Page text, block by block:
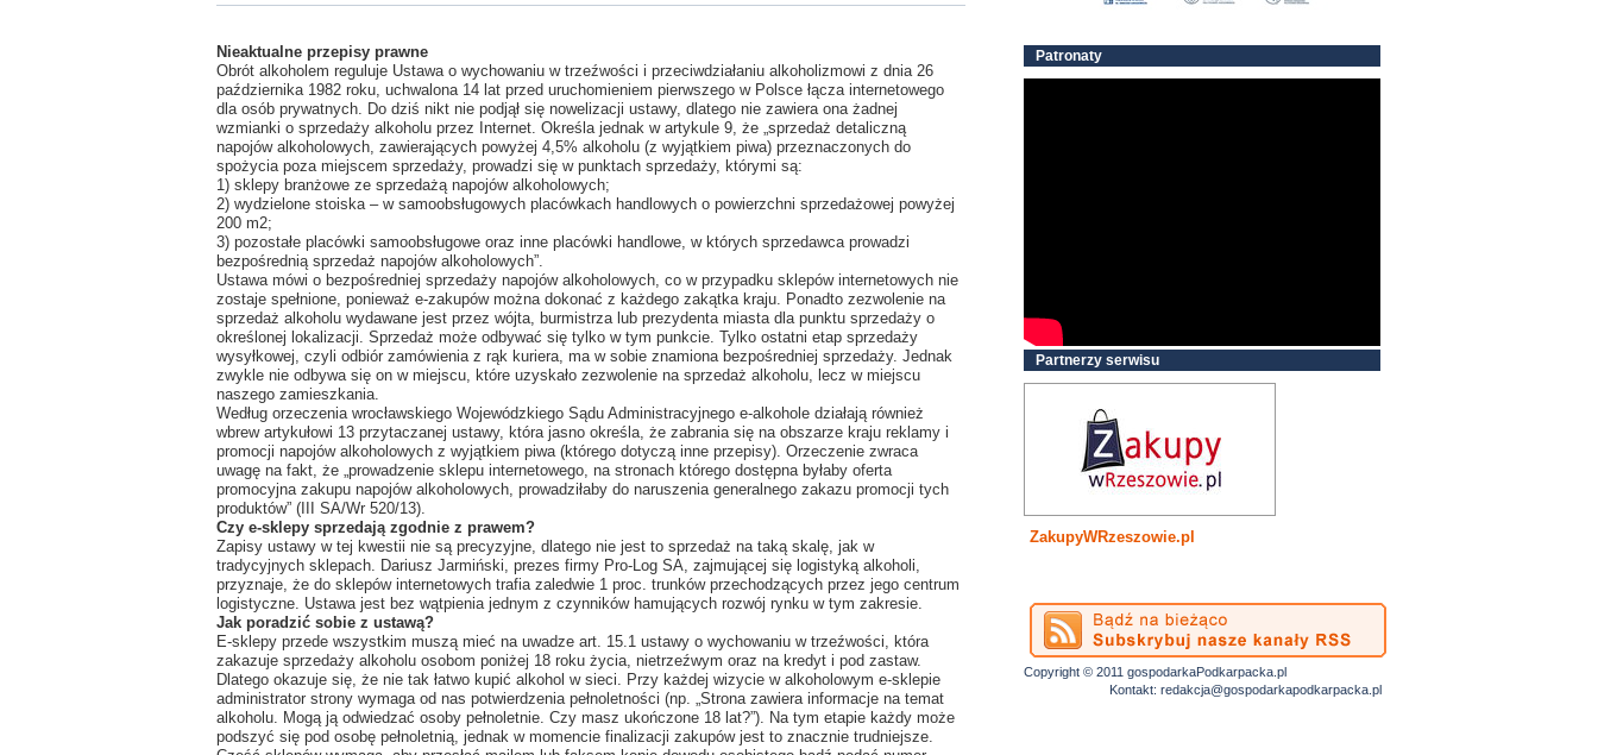
Nieaktualne przepisy prawne
Obrót alkoholem reguluje Ustawa o wychowaniu w trzeźwości i przeciwdziałaniu alkoholizmowi z dnia 26
października 1982 roku, uchwalona 14 lat przed uruchomieniem pierwszego w Polsce łącza internetowego
dla osób prywatnych. Do dziś nikt nie podjął się nowelizacji ustawy, dlatego nie zawiera ona żadnej
wzmianki o sprzedaży alkoholu przez Internet. Określa jednak w artykule 9, że „sprzedaż detaliczną
napojów alkoholowych, zawierających powyżej 4,5% alkoholu (z wyjątkiem piwa) przeznaczonych do
spożycia poza miejscem sprzedaży, prowadzi się w punktach sprzedaży, którymi są:
1) sklepy branżowe ze sprzedażą napojów alkoholowych;
2) wydzielone stoiska – w samoobsługowych placówkach handlowych o powierzchni sprzedażowej powyżej
200 m2;
3) pozostałe placówki samoobsługowe oraz inne placówki handlowe, w których sprzedawca prowadzi
bezpośrednią sprzedaż napojów alkoholowych”.
Ustawa mówi o bezpośredniej sprzedaży napojów alkoholowych, co w przypadku sklepów internetowych nie
zostaje spełnione, ponieważ e-zakupów można dokonać z każdego zakątka kraju. Ponadto zezwolenie na
sprzedaż alkoholu wydawane jest przez wójta, burmistrza lub prezydenta miasta dla punktu sprzedaży o
określonej lokalizacji. Sprzedaż może odbywać się tylko w tym punkcie. Tylko ostatni etap sprzedaży
wysyłkowej, czyli odbiór zamówienia z rąk kuriera, ma w sobie znamiona bezpośredniej sprzedaży. Jednak
zwykle nie odbywa się on w miejscu, które uzyskało zezwolenie na sprzedaż alkoholu, lecz w miejscu
naszego zamieszkania.
Według orzeczenia wrocławskiego Wojewódzkiego Sądu Administracyjnego e-alkohole działają również
wbrew artykułowi 13 przytaczanej ustawy, która jasno określa, że zabrania się na obszarze kraju reklamy i
promocji napojów alkoholowych z wyjątkiem piwa (którego dotyczą inne przepisy). Orzeczenie zwraca
uwagę na fakt, że „prowadzenie sklepu internetowego, na stronach którego dostępna byłaby oferta
promocyjna zakupu napojów alkoholowych, prowadziłaby do naruszenia generalnego zakazu promocji tych
produktów” (III SA/Wr 520/13).
Czy e-sklepy sprzedają zgodnie z prawem?
Zapisy ustawy w tej kwestii nie są precyzyjne, dlatego nie jest to sprzedaż na taką skalę, jak w
tradycyjnych sklepach. Dariusz Jarmiński, prezes firmy Pro-Log SA, zajmującej się logistyką alkoholi,
przyznaje, że do sklepów internetowych trafia zaledwie 1 proc. trunków przechodzących przez jego centrum
logistyczne. Ustawa jest bez wątpienia jednym z czynników hamujących rozwój rynku w tym zakresie.
Jak poradzić sobie z ustawą?
E-sklepy przede wszystkim muszą mieć na uwadze art. 15.1 ustawy o wychowaniu w trzeźwości, która
zakazuje sprzedaży alkoholu osobom poniżej 18 roku życia, nietrzeźwym oraz na kredyt i pod zastaw.
Dlatego okazuje się, że nie tak łatwo kupić alkohol w sieci. Przy każdej wizycie w alkoholowym e-sklepie
administrator strony wymaga od nas potwierdzenia pełnoletności (np. „Strona zawiera informacje na temat
alkoholu. Mogą ją odwiedzać osoby pełnoletnie. Czy masz ukończone 18 lat?”). Na tym etapie każdy może
podszyć się pod osobę pełnoletnią, jednak w momencie finalizacji zakupów jest to znacznie trudniejsze.
Patronaty
Partnerzy serwisu
ZakupyWRzeszowie.pl
Copyright © 2011 gospodarkaPodkarpacka.pl
Kontakt: redakcja@gospodarkapodkarpacka.pl